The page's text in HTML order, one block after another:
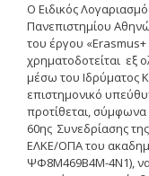
ΕΠ
Καινοτομία
ΕΡΓΑ ΕΣΠΑ
Δημοσιότητα
ΕΛ.ΙΔ.Ε.Κ.
Ο Ειδικός
Πανεπιστημίου
του έργου
χρηματοδοτείται εξ
μέσω του Ιδρύματος
επιστημονικό
προτίθεται,
60ης Συνεδρίασης
ΕΛΚΕ/ΟΠΑ του
ΨΦ8Μ469Β4Μ-4Ν1),